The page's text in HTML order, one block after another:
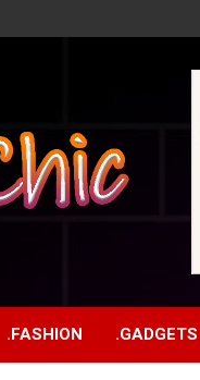
.FASHION .GADGETS